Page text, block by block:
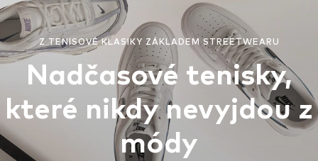
Z TENISOVÉ KLASIKY ZÁKLADEM STREETWEARU
Nadčasové tenisky,
které nikdy nevyjdou z
módy